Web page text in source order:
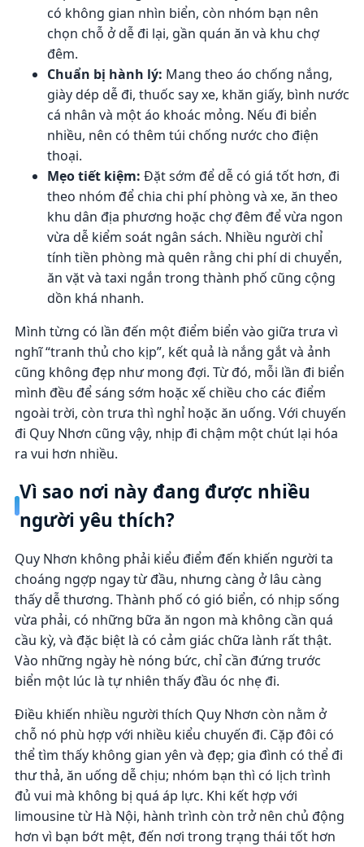
có không gian nhìn biển, còn nhóm bạn nên
chọn chỗ ở dễ đi lại, gần quán ăn và khu chợ
đêm.
Chuẩn bị hành lý: Mang theo áo chống nắng,
giày dép dễ đi, thuốc say xe, khăn giấy, bình nước
cá nhân và một áo khoác mỏng. Nếu đi biển
nhiều, nên có thêm túi chống nước cho điện
thoại.
Mẹo tiết kiệm: Đặt sớm để dễ có giá tốt hơn, đi
theo nhóm để chia chi phí phòng và xe, ăn theo
khu dân địa phương hoặc chợ đêm để vừa ngon
vừa dễ kiểm soát ngân sách. Nhiều người chỉ
tính tiền phòng mà quên rằng chi phí di chuyển,
ăn vặt và taxi ngắn trong thành phố cũng cộng
dồn khá nhanh.
Mình từng có lần đến một điểm biển vào giữa trưa vì
nghĩ “tranh thủ cho kịp”, kết quả là nắng gắt và ảnh
cũng không đẹp như mong đợi. Từ đó, mỗi lần đi biển
mình đều để sáng sớm hoặc xế chiều cho các điểm
ngoài trời, còn trưa thì nghỉ hoặc ăn uống. Với chuyến
đi Quy Nhơn cũng vậy, nhịp đi chậm một chút lại hóa
ra vui hơn nhiều.
Vì sao nơi này đang được nhiều
người yêu thích?
Quy Nhơn không phải kiểu điểm đến khiến người ta
choáng ngợp ngay từ đầu, nhưng càng ở lâu càng
thấy dễ thương. Thành phố có gió biển, có nhịp sống
vừa phải, có những bữa ăn ngon mà không cần quá
cầu kỳ, và đặc biệt là có cảm giác chữa lành rất thật.
Vào những ngày hè nóng bức, chỉ cần đứng trước
biển một lúc là tự nhiên thấy đầu óc nhẹ đi.
Điều khiến nhiều người thích Quy Nhơn còn nằm ở
chỗ nó phù hợp với nhiều kiểu chuyến đi. Cặp đôi có
thể tìm thấy không gian yên và đẹp; gia đình có thể đi
thư thả, ăn uống dễ chịu; nhóm bạn thì có lịch trình
đủ vui mà không bị quá áp lực. Khi kết hợp với
limousine từ Hà Nội, hành trình còn trở nên chủ động
hơn vì bạn bớt mệt, đến nơi trong trạng thái tốt hơn